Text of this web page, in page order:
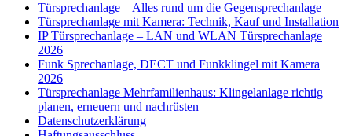
Türsprechanlage – Alles rund um die Gegensprechanlage
Türsprechanlage mit Kamera: Technik, Kauf und Installation
IP Türsprechanlage – LAN und WLAN Türsprechanlage
2026
Funk Sprechanlage, DECT und Funkklingel mit Kamera
2026
Türsprechanlage Mehrfamilienhaus: Klingelanlage richtig
planen, erneuern und nachrüsten
Datenschutzerklärung